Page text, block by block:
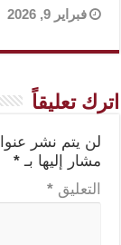
فبراير 9, 2026
اترك تعليقاً
لن يتم نشر
مشار إليها بـ *
التعليق *